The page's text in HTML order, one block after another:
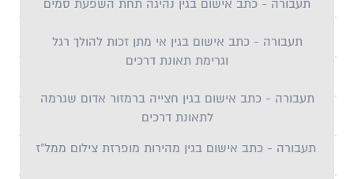
תעבורה - כתב אישום בגין נהיגה על ידי בלתי מורשה
תעבורה - כתב אישום בגין סירוב לבדיקת שיכרות
נהיגה במהירות מופרזת בדרך עירונית
כתב אישום בגיןתעבורה - כתב אישום בגין נהיגה